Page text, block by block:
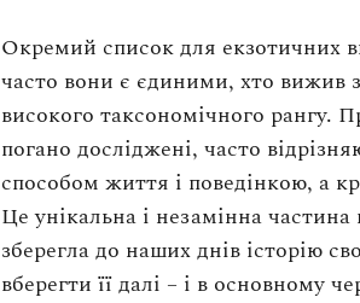
Окремий список для екзотичних
часто вони є єдиними, хто вижив
високого таксономічного рангу.
погано досліджені, часто
способом життя і поведінкою, а
Це унікальна і незамінна
зберегла до наших днів історію
вберегти її далі – і в основному